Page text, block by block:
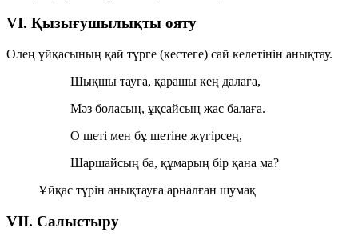
VI. Қызығушылықты ояту
Өлең ұйқасының қай түрге (кестеге) сай келетінін анықтау.
Шықшы тауға, қарашы кең далаға,
Мәз боласың, ұқсайсың жас балаға.
О шеті мен бұ шетіне жүгірсең,
Шаршайсың ба, құмарың бір қана ма?
Ұйқас түрін анықтауға арналған шумақ
VII. Салыстыру